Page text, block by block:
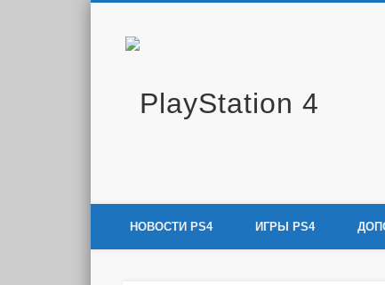
Новости и информация об игровой приставке нового
НОВОСТИ PS4 ИГРЫ PS4